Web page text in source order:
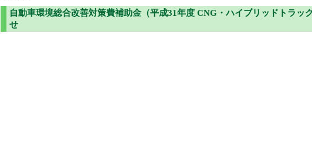
自動車環境総合改善対策費補助金（平成31年度 CNG・ハイブリッドトラッ
せ